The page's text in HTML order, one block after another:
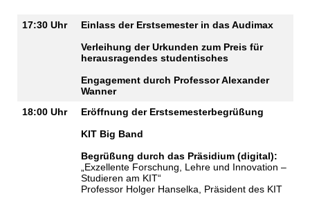
17:30 Uhr
Einlass der Erstsemester in das Audimax
Verleihung der Urkunden zum Preis für
herausragendes studentisches
Engagement durch Professor Alexander
Wanner
18:00 Uhr
Eröffnung der Erstsemesterbegrüßung
KIT Big Band
Begrüßung durch das Präsidium (digital):
„Exzellente Forschung, Lehre und Innovation –
Studieren am KIT“
Professor Holger Hanselka, Präsident des KIT